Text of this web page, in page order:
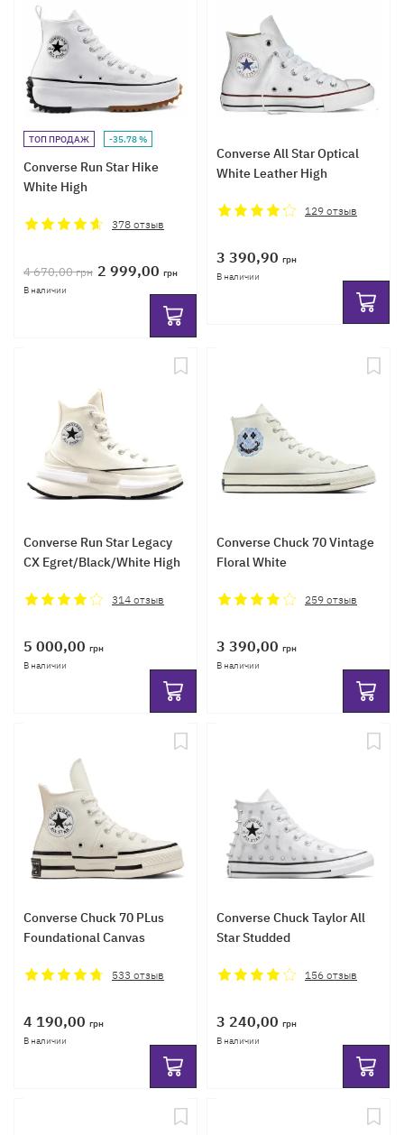
ТОП ПРОДАЖ -35.78 %
Converse Run Star Hike
White High
378отзыв
4 670,00грн 2 999,00 грн
В наличии
Converse All Star Optical
White Leather High
129отзыв
3 390,90 грн
В наличии
Converse Run Star Legacy
CX Egret/Black/White High
314отзыв
5 000,00 грн
В наличии
Converse Chuck 70 Vintage
Floral White
259отзыв
3 390,00 грн
В наличии
Converse Chuck 70 PLus
Foundational Canvas
533 отзыв
4 190,00 грн
В наличии
Converse Chuck Taylor All
Star Studded
156отзыв
3 240,00 грн
В наличии